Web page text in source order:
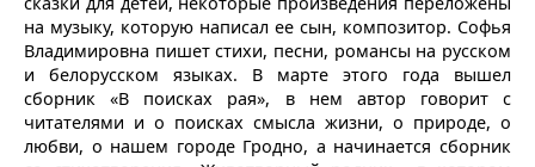
на музыку, которую написал ее сын, композитор. Софья
Владимировна пишет стихи, песни, романсы на русском
и белорусском языках. В марте этого года вышел
сборник «В поисках рая», в нем автор говорит с
читателями и о поисках смысла жизни, о природе, о
любви, о нашем городе Гродно, а начинается сборник